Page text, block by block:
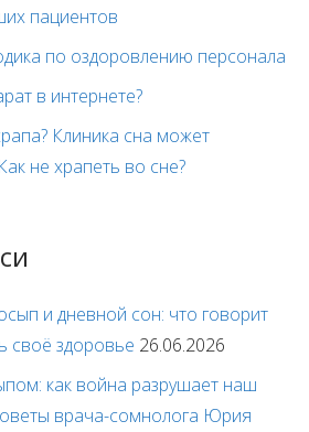
пациентов
по оздоровлению персонала
в интернете?
Клиника сна может
не храпеть во сне?
и дневной сон: что говорит
своё здоровье 26.06.2026
как война разрушает наш
врача-сомнолога Юрия